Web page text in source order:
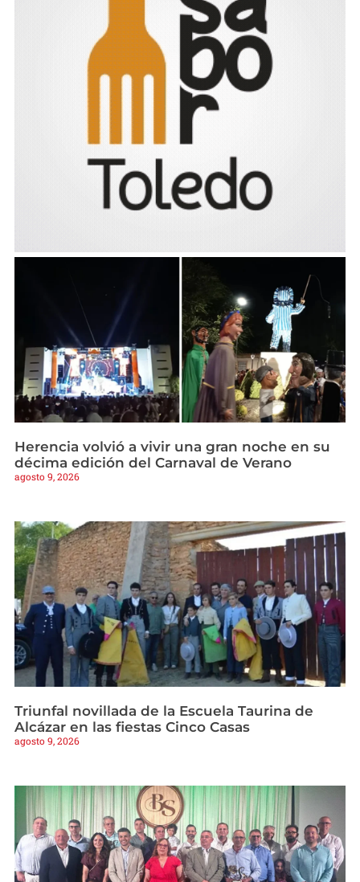
Herencia volvió a vivir una gran noche en su
décima edición del Carnaval de Verano
agosto 9, 2026
Triunfal novillada de la Escuela Taurina de
Alcázar en las fiestas Cinco Casas
agosto 9, 2026